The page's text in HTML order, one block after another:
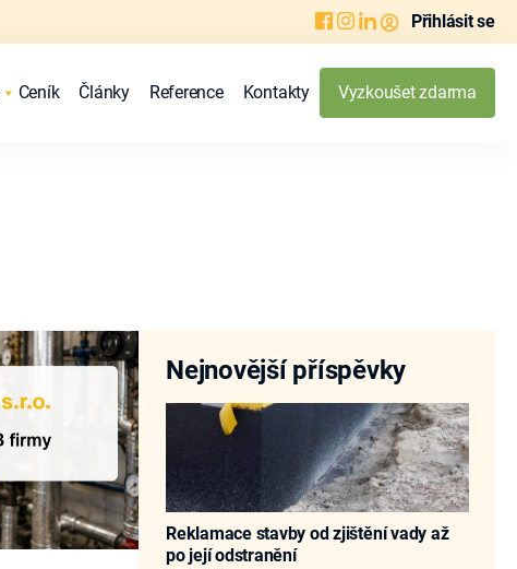
Přihlásit se
Ceník Články Reference Kontakty Vyzkoušet zdarma
Nejnovější příspěvky
Reklamace stavby od zjištění vady až
po její odstranění